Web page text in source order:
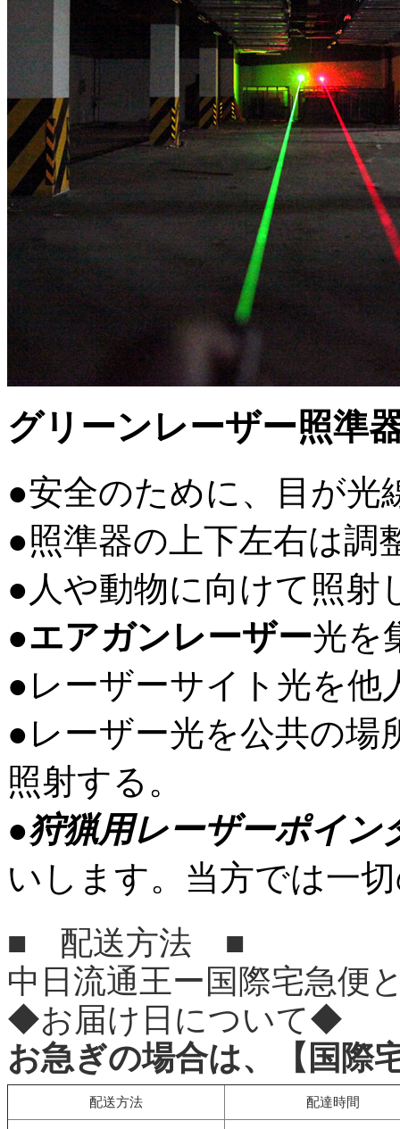
グリーンレーザー照準
●安全のために、目が光
●照準器の上下左右は調
●人や動物に向けて照射
●エアガンレーザー光を
●レーザーサイト光を他
●レーザー光を公共の場
照射する。
●狩猟用レーザーポイン
いします。当方では一
■ 配送方法 ■
中日流通王ー国際宅急便
◆お届け日について◆
お急ぎの場合は、【国際
配送方法 配達時間